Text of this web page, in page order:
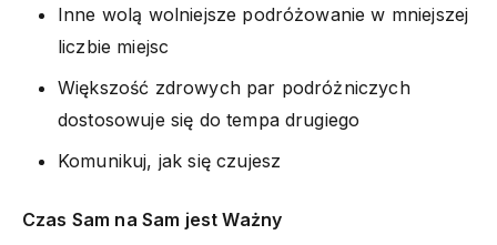
Inne wolą wolniejsze podróżowanie w mniejszej
liczbie miejsc
Większość zdrowych par podróżniczych
dostosowuje się do tempa drugiego
Komunikuj, jak się czujesz
Czas Sam na Sam jest Ważny